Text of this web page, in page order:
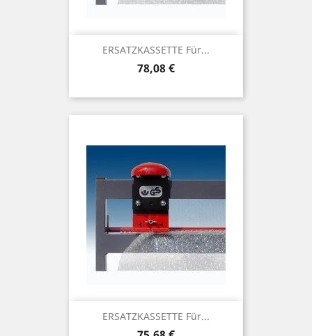
ERSATZKASSETTE Für...
Preis
78,08 €
ERSATZKASSETTE Für...